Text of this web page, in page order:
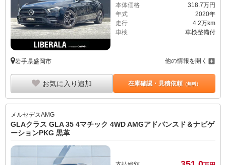
本体価格
318.7万円
年式
2020年
走行
4.2万km
車検
車検整備付
岩手県盛岡市 他の情報を開く
お気に入り追加 在庫確認・見積依頼（無料）
メルセデスAMG
GLAクラス GLA 35 4マチック 4WD AMGアドバンスド＆ナビゲ
ーションPKG 黒革